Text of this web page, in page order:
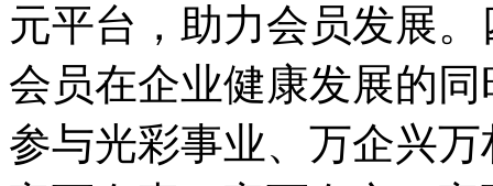
元平台，助力会员发展
会员在企业健康发展的
参与光彩事业、万企兴